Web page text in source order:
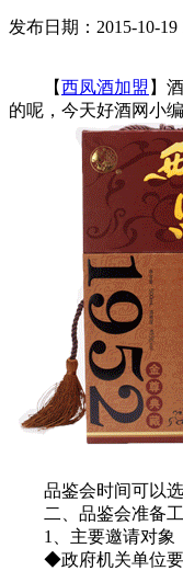
发布日期：2015-10-19
【西凤酒加盟 】
的呢，今天好酒网小
品鉴会时间可以选
二、品鉴会准备
1、主要邀请对象
◆政府机关单位要员